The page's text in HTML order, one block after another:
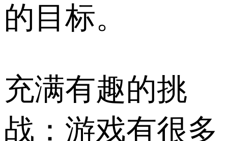
的目标。
充满有趣的挑
战：游戏有很多